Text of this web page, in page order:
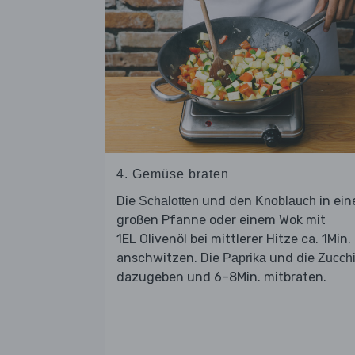
4. Gemüse braten
Die Schalotten und den Knoblauch in
großen Pfanne oder einem Wok mit
1EL Olivenöl bei mittlerer Hitze ca. 1Min.
anschwitzen. Die Paprika und die
dazugeben und 6–8Min. mitbraten.